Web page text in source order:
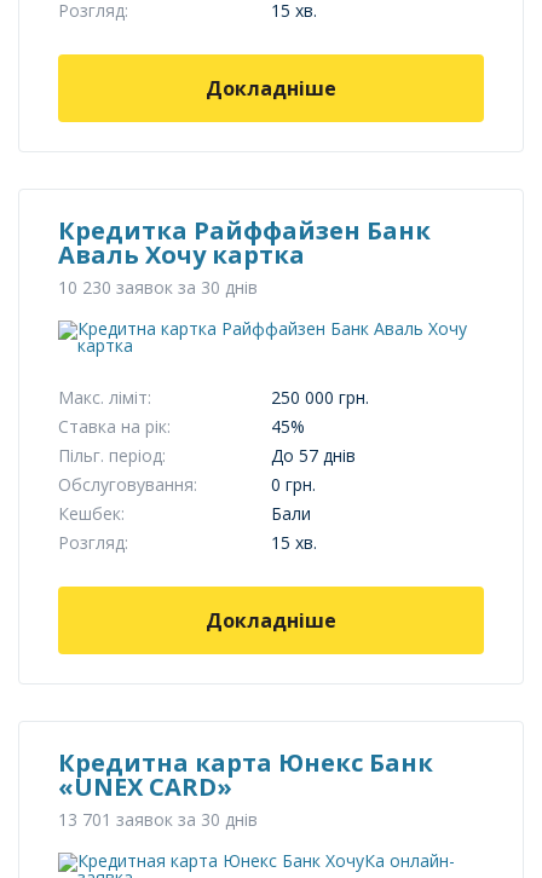
Розгляд: 15 хв.
Докладніше
Кредитка Райффайзен Банк
Аваль Хочу картка
10 230 заявок за 30 днів
Макс. ліміт:
250 000 грн.
Ставка на рік:
45%
Пільг. період:
До 57 днів
Обслуговування:
0 грн.
Кешбек:
Бали
Розгляд:
15 хв.
Докладніше
Кредитна карта Юнекс Банк
«UNEX CARD»
13 701 заявок за 30 днів